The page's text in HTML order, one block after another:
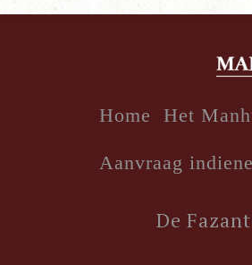
Home Het
Aanvraag
De